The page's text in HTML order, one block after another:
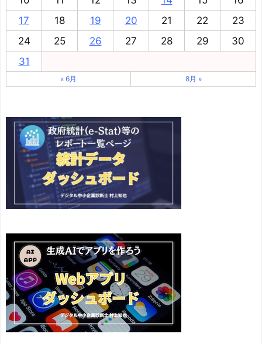
17
18 19 20 21 22
23
24
25 26 27 28 29
30
31
« 6月 8月 »